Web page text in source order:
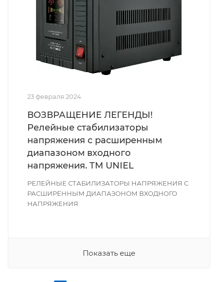
23 февраля 2024
ВОЗВРАЩЕНИЕ ЛЕГЕНДЫ!
Релейные стабилизаторы
напряжения с расширенным
диапазоном входного
напряжения. TM UNIEL
РЕЛЕЙНЫЕ СТАБИЛИЗАТОРЫ НАПРЯЖЕНИЯ С
РАСШИРЕННЫМ ДИАПАЗОНОМ ВХОДНОГО
НАПРЯЖЕНИЯ
Показать еще